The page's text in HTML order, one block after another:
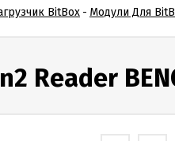
BitBox - Модули Для
Reader